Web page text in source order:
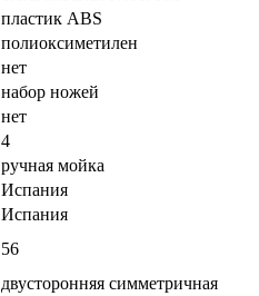
пластик ABS
полиоксиметилен
нет
набор ножей
нет
4
ручная мойка
Испания
Испания
56
двусторонняя симметричная